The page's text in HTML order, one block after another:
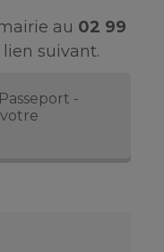
au 02 99
suivant.
-